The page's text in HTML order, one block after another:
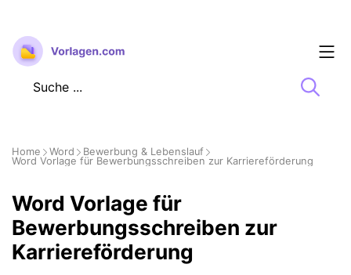
Zum
Inhalt
springen
Home Word
Bewerbung & Lebenslauf
Word Vorlage für Bewerbungsschreiben zur Karriereförderung
Word Vorlage für
Bewerbungsschreiben zur
Karriereförderung